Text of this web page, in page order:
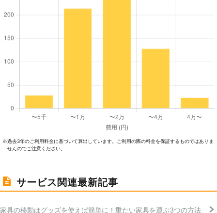
※過去3年のご利⽤料⾦に基づいて算出しています。ご利⽤の際の料⾦を保証するものではありま
せんのでご注意ください。
サービス関連最新記事
家具の移動はグッズを使えば簡単に！重たい家具を運ぶ3つの方法